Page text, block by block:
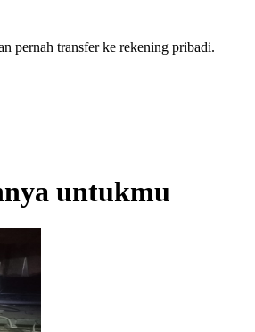
pernah transfer ke rekening pribadi.
untukmu